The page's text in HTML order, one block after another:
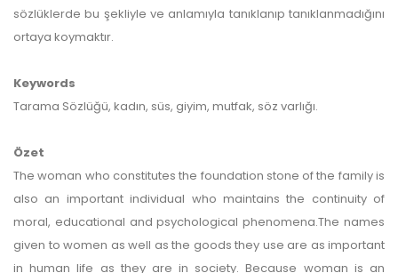
sözlüklerde bu şekliyle ve anlamıyla tanıklanıp tanıklanmadığını
ortaya koymaktır.
Keywords
Tarama Sözlüğü, kadın, süs, giyim, mutfak, söz varlığı.
Özet
The woman who constitutes the foundation stone of the family is
also an important individual who maintains the continuity of
moral, educational and psychological phenomena.The names
given to women as well as the goods they use are as important
in human life as they are in society. Because woman is an